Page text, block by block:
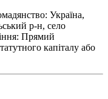
Україна,
р-н, село
Прямий
капіталу або